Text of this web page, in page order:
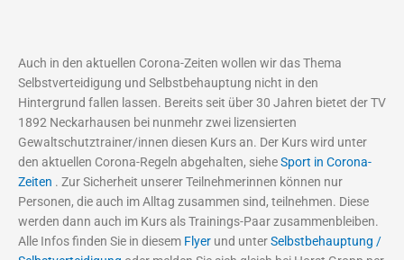
Auch in den aktuellen Corona-Zeiten wollen wir das Thema
Selbstverteidigung und Selbstbehauptung nicht in den
Hintergrund fallen lassen. Bereits seit über 30 Jahren bietet der TV
1892 Neckarhausen bei nunmehr zwei lizensierten
Gewaltschutztrainer/innen diesen Kurs an. Der Kurs wird unter
den aktuellen Corona-Regeln abgehalten, sieheSport in Corona-
Zeiten . Zur Sicherheit unserer Teilnehmerinnen können nur
Personen, die auch im Alltag zusammen sind, teilnehmen. Diese
werden dann auch im Kurs als Trainings-Paar zusammenbleiben.
Alle Infos finden Sie in diesem Flyer und unterSelbstbehauptung /